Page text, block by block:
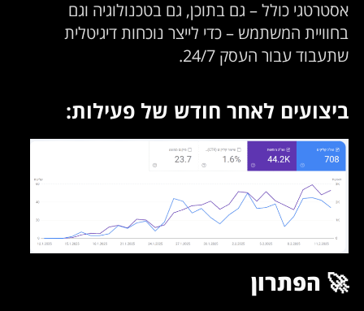
אסטרטגי כולל – גם בתוכן, גם בטכנולוגיה וגם
בחוויית המשתמש – כדי לייצר נוכחות דיגיטלית
שתעבוד עבור העסק 24/7.
ביצועים לאחר חודש של פעילות:
🚀 הפתרון